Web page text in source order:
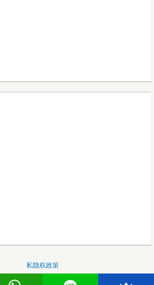
私隐权政策